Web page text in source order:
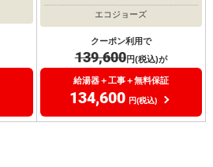
エコジョーズ
クーポン利用で
139,600円(税込)が
給湯器＋工事＋無料保証
134,600 円(税込)